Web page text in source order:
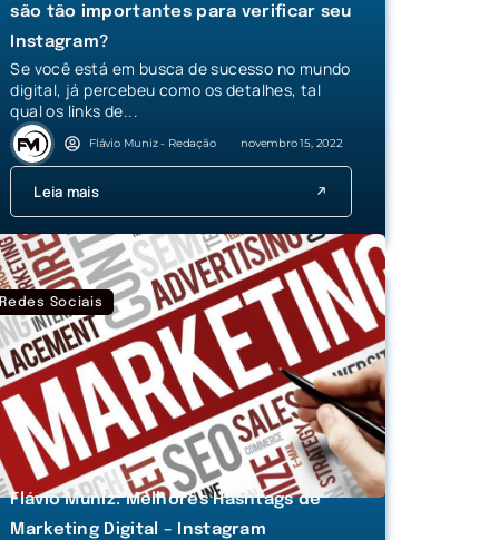
são tão importantes para verificar seu
Instagram?
Se você está em busca de sucesso no mundo
digital, já percebeu como os detalhes, tal
qual os links de...
Flávio Muniz - Redação novembro 15, 2022
Leia mais
Redes Sociais
Flávio Muniz: Melhores Hashtags de
Marketing Digital – Instagram